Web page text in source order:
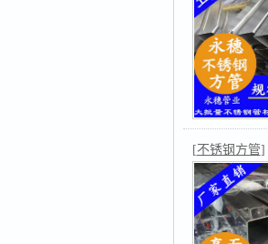
[不锈钢方管]